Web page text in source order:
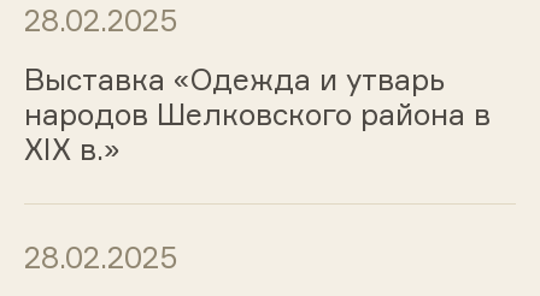
28.02.2025
Выставка «Одежда и утварь
народов Шелковского района в
XIX в.»
28.02.2025